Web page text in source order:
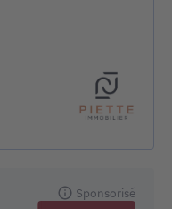
Sponsorisé